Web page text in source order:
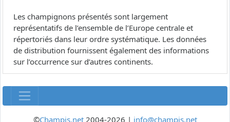
Les champignons présentés sont largement
représentatifs de l’ensemble de l’Europe centrale et
répertoriés dans leur ordre systématique. Les données
de distribution fournissent également des informations
sur l’occurrence sur d’autres continents.
©Champis.net2004-2026 | info@champis.net